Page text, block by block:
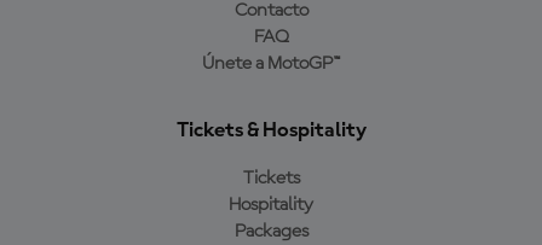
Contacto
FAQ
Únete a MotoGP™
Tickets & Hospitality
Tickets
Hospitality
Packages